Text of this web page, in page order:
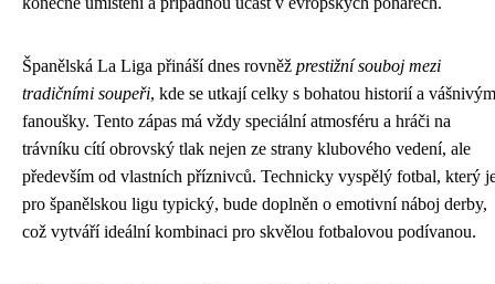
Španělská La Liga přináší dnes rovněž prestižní souboj mezi
tradičními soupeři, kde se utkají celky s bohatou historií a
fanoušky. Tento zápas má vždy speciální atmosféru a hráči na
trávníku cítí obrovský tlak nejen ze strany klubového vedení, ale
především od vlastních příznivců. Technicky vyspělý fotbal, který
pro španělskou ligu typický, bude doplněn o emotivní náboj derby,
což vytváří ideální kombinaci pro skvělou fotbalovou podívanou.